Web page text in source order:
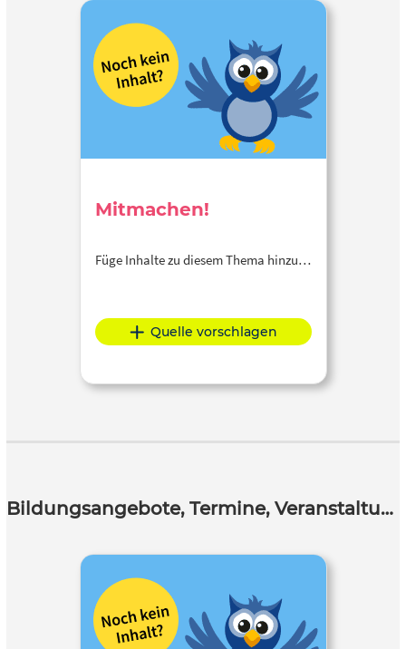
Mitmachen!
Füge Inhalte zu diesem Thema hinzu…
Quelle vorschlagen
Bildungsangebote, Termine, Veranstaltungen